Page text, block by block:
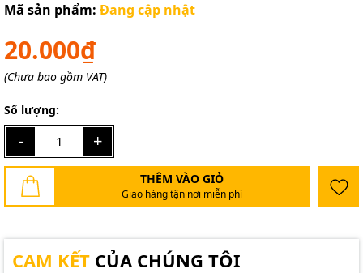
Mã sản phẩm: Đang cập nhật
20.000₫
(Chưa bao gồm VAT)
Số lượng:
- +
THÊM VÀO GIỎ
Giao hàng tận nơi miễn phí
CAM KẾT CỦA CHÚNG TÔI